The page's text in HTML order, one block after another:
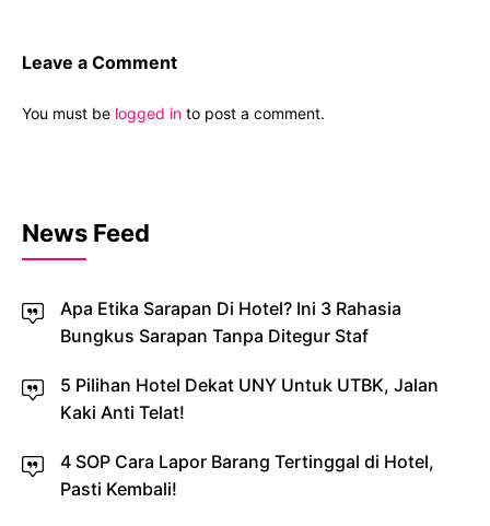
Leave a Comment
You must be logged in to post a comment.
News Feed
Apa Etika Sarapan Di Hotel? Ini 3 Rahasia
Bungkus Sarapan Tanpa Ditegur Staf
5 Pilihan Hotel Dekat UNY Untuk UTBK, Jalan
Kaki Anti Telat!
4 SOP Cara Lapor Barang Tertinggal di Hotel,
Pasti Kembali!